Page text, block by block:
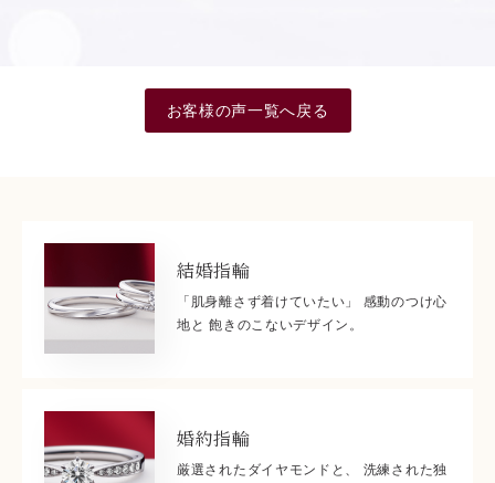
お客様の声一覧へ戻る
結婚指輪
「肌身離さず着けていたい」 感動のつけ心
地と 飽きのこないデザイン。
婚約指輪
厳選されたダイヤモンドと、 洗練された独